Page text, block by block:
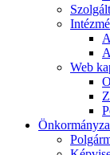
Web